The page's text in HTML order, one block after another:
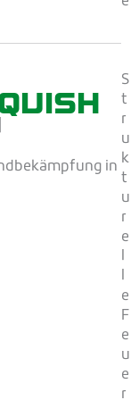
in
S
t
r
u
k
t
u
r
e
l
l
e
F
e
u
e
r